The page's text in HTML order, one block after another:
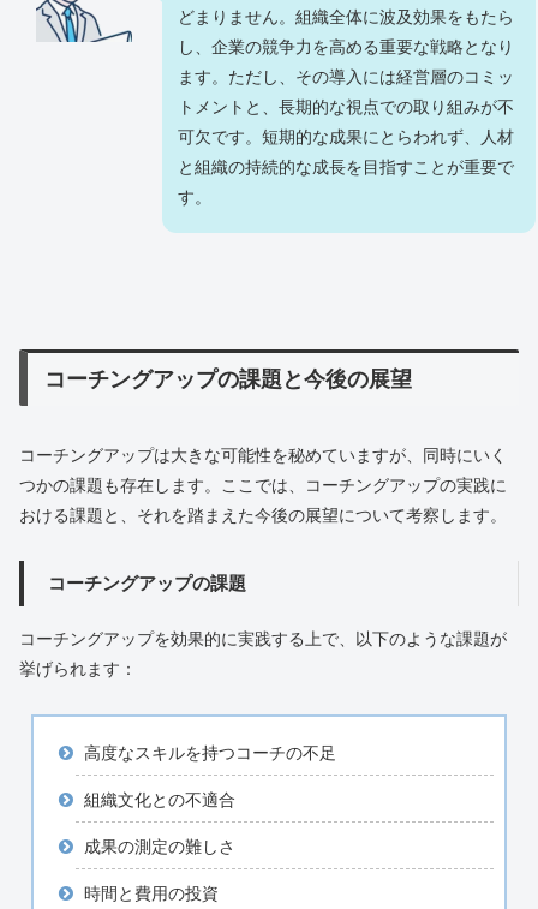
どまりません。組織全体に波及効果をもたら
し、企業の競争力を高める重要な戦略となり
ます。ただし、その導入には経営層のコミッ
トメントと、長期的な視点での取り組みが不
可欠です。短期的な成果にとらわれず、人材
と組織の持続的な成長を目指すことが重要で
す。
コーチングアップの課題と今後の展望
コーチングアップは大きな可能性を秘めていますが、同時にいく
つかの課題も存在します。ここでは、コーチングアップの実践に
おける課題と、それを踏まえた今後の展望について考察します。
コーチングアップの課題
コーチングアップを効果的に実践する上で、以下のような課題が
挙げられます：
高度なスキルを持つコーチの不足
組織文化との不適合
成果の測定の難しさ
時間と費用の投資